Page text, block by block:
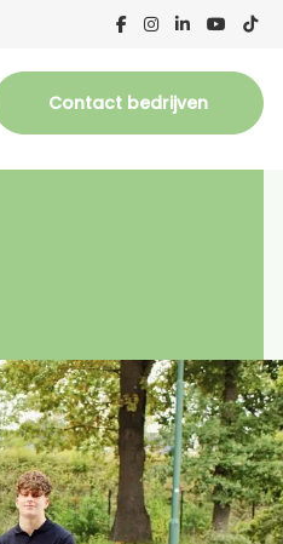
Contact bedrijven